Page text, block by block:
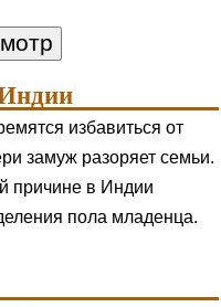
избавиться от
замуж разоряет семьи.
причине в Индии
пола младенца.